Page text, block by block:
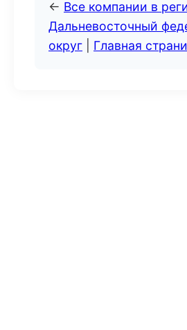
← Все компании в
Дальневосточный
округ
Главная